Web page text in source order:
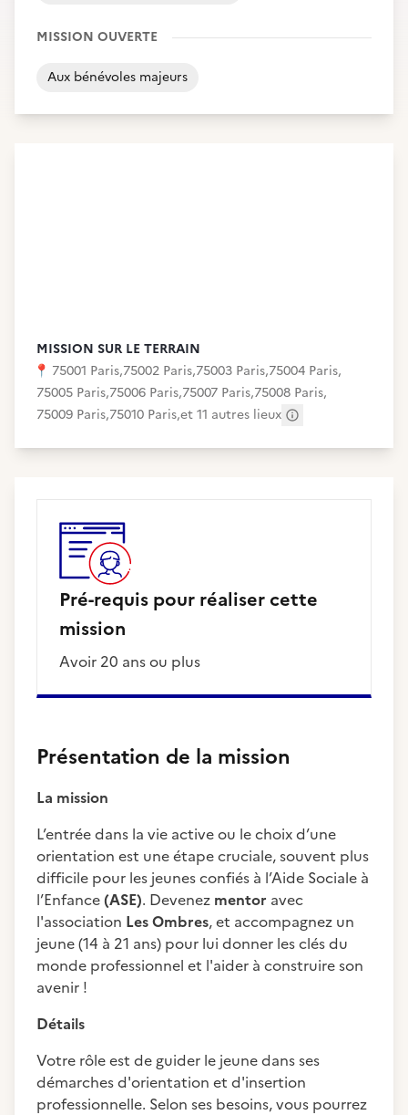
MISSION OUVERTE
Aux bénévoles majeurs
MISSION SUR LE TERRAIN
📍 75001 Paris,75002 Paris,75003 Paris,75004 Paris,
75005 Paris,75006 Paris,75007 Paris,75008 Paris,
75009 Paris,75010 Paris,et 11 autres lieux
Pré-requis pour réaliser cette
mission
Avoir 20 ans ou plus
Présentation de la mission
La mission
L’entrée dans la vie active ou le choix d’une
orientation est une étape cruciale, souvent plus
difficile pour les jeunes confiés à l’Aide Sociale à
l’Enfance(ASE). Devenez mentor avec
l'association Les Ombres, et accompagnez un
jeune (14 à 21 ans) pour lui donner les clés du
monde professionnel et l'aider à construire son
avenir !
Détails
Votre rôle est de guider le jeune dans ses
démarches d'orientation et d'insertion
professionnelle. Selon ses besoins, vous pourrez